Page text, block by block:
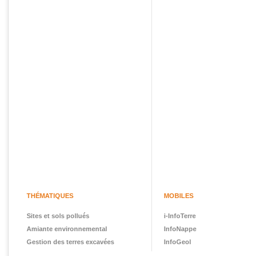
THÉMATIQUES
Sites et sols pollués
Amiante environnemental
Gestion des terres excavées
MOBILES
i-InfoTerre
InfoNappe
InfoGeol